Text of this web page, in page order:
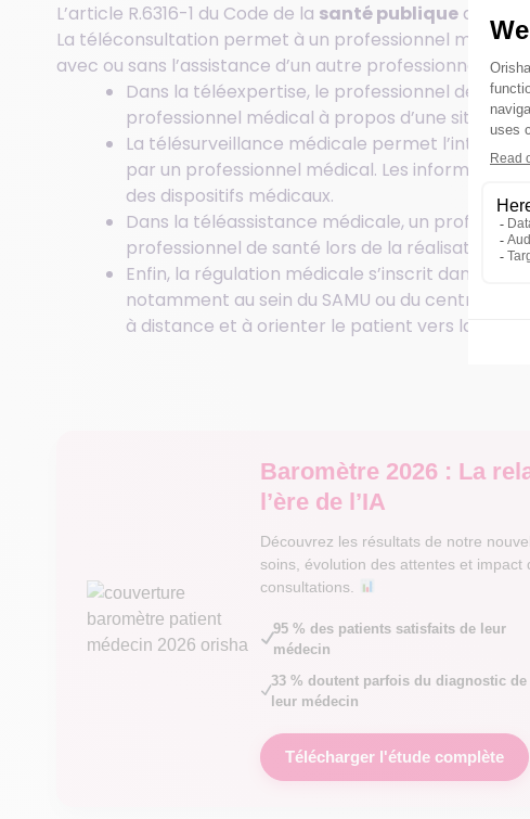
L’article R.6316-1 du Code de la santé publique définit
La téléconsultation permet à un professionnel médical
avec ou sans l’assistance d’un autre professionnel de
Dans la téléexpertise, le professionnel de santé
professionnel médical à propos d’une situation
La télésurveillance médicale permet
par un professionnel médical. Les
des dispositifs médicaux.
Dans la téléassistance médicale, un
professionnel de santé lors de la réalisation
Enfin, la régulation médicale s’inscrit dans le
notamment au sein du SAMU ou du centre 15.
à distance et à orienter le patient vers la
Baromètre 2026 : La
l’ère de l’IA
Découvrez les résultats de notre
soins, évolution des attentes et
consultations.
95 % des patients satisfaits de leur
médecin
33 % doutent parfois du diagnostic de
leur médecin
Télécharger l'étude complète